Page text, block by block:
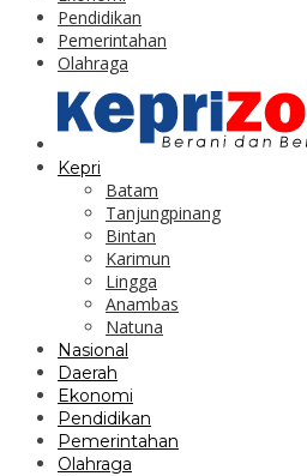
Pendidikan
Pemerintahan
Olahraga
Kepri
Batam
Tanjungpinang
Bintan
Karimun
Lingga
Anambas
Natuna
Nasional
Daerah
Ekonomi
Pendidikan
Pemerintahan
Olahraga